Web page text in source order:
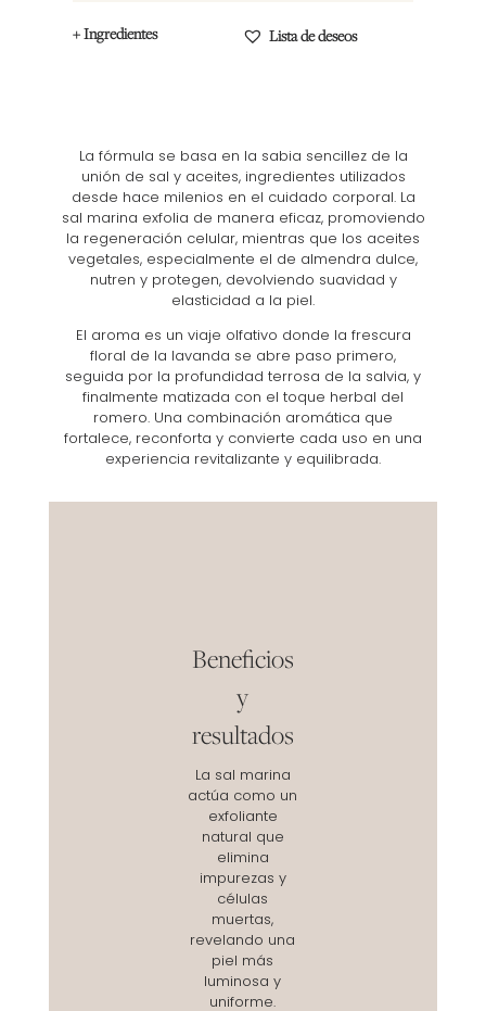
+ Ingredientes Lista de deseos
La fórmula se basa en la sabia sencillez de la
unión de sal y aceites, ingredientes utilizados
desde hace milenios en el cuidado corporal. La
sal marina exfolia de manera eficaz, promoviendo
la regeneración celular, mientras que los aceites
vegetales, especialmente el de almendra dulce,
nutren y protegen, devolviendo suavidad y
elasticidad a la piel.
El aroma es un viaje olfativo donde la frescura
floral de la lavanda se abre paso primero,
seguida por la profundidad terrosa de la salvia, y
finalmente matizada con el toque herbal del
romero. Una combinación aromática que
fortalece, reconforta y convierte cada uso en una
experiencia revitalizante y equilibrada.
Beneficios
y
resultados
La sal marina
actúa como un
exfoliante
natural que
elimina
impurezas y
células
muertas,
revelando una
piel más
luminosa y
uniforme.